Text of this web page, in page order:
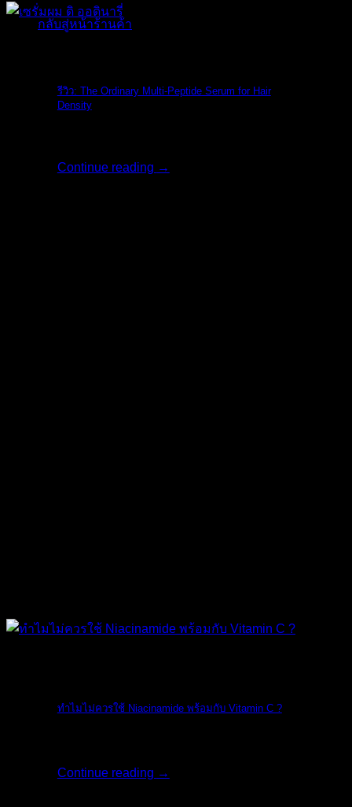
กลับสู่หน้าร้านค้า
รีวิว: The Ordinary Multi-Peptide Serum for Hair
Density
Continue reading →
ทำไมไม่ควรใช้ Niacinamide พร้อมกับ Vitamin C ?
Continue reading →